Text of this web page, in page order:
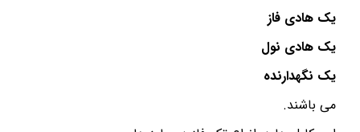
یک هادی فاز
یک هادی نول
یک نگهدارنده
می باشند.